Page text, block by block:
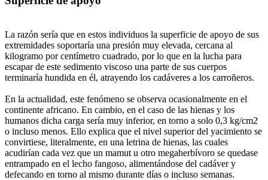
La razón sería que en estos individuos la superficie de apoyo de sus
extremidades soportaría una presión muy elevada, cercana al
kilogramo por centímetro cuadrado, por lo que en la lucha para
escapar de este sedimento viscoso una parte de sus cuerpos
terminaría hundida en él, atrayendo los cadáveres a los carroñeros.
En la actualidad, este fenómeno se observa ocasionalmente en el
continente africano. En cambio, en el caso de las hienas y los
humanos dicha carga sería muy inferior, en torno a solo 0,3 kg/cm2
o incluso menos. Ello explica que el nivel superior del yacimiento se
convirtiese, literalmente, en una letrina de hienas, las cuales
acudirían cada vez que un mamut u otro megaherbívoro se quedase
entrampado en el lecho fangoso, alimentándose del cadáver y
defecando en torno al mismo durante días o incluso semanas.